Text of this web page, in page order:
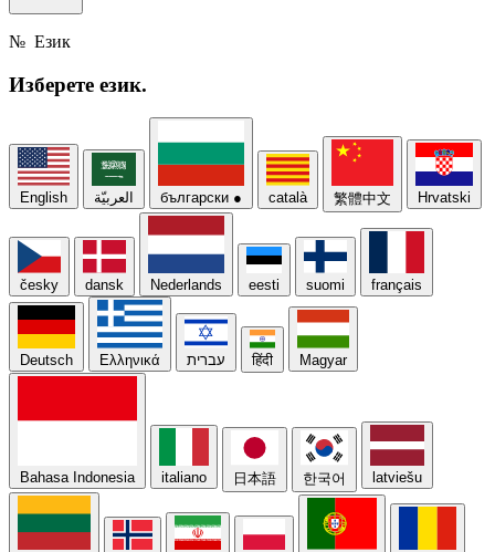
№ Език
Изберете език.
English العربيّة български ● català 繁體中文 Hrvatski
česky dansk Nederlands eesti suomi français
Deutsch Ελληνικά עברית हिंदी Magyar
Bahasa Indonesia italiano 日本語 한국어 latviešu